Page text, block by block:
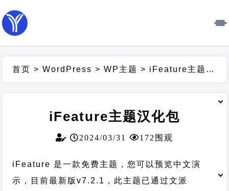
首页 >WordPress >WP主题 > iFeature主题汉化包
iFeature主题汉化包
2024/03/31 172围观
iFeature 是一款免费主题，您可以预览中文演
示，目前最新版v7.2.1，此主题已通过文派